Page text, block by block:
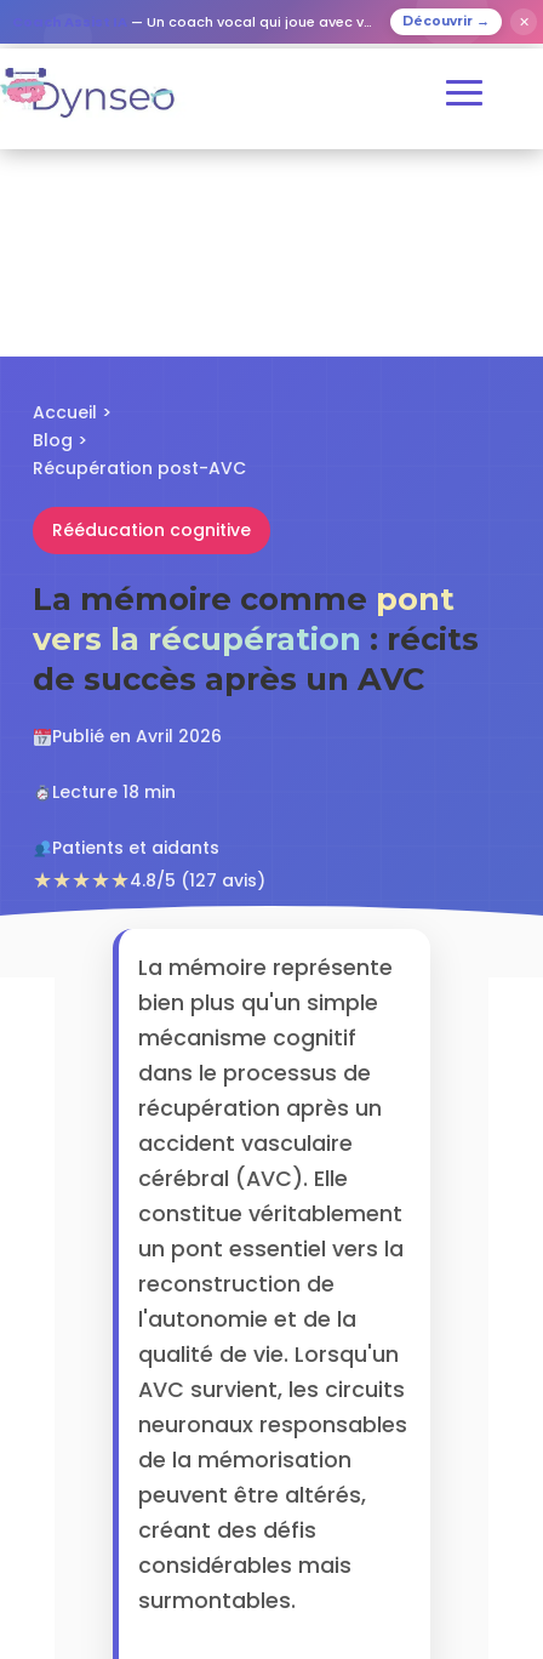
Coach Assist IA — Un coach vocal qui joue avec vos proches Découvrir → ✕
Accueil >
Blog >
Récupération post-AVC
Rééducation cognitive
La mémoire comme pont
vers la récupération : récits
de succès après un AVC
Publié en Avril 2026
Lecture 18 min
Patients et aidants
★★★★★4.8/5 (127 avis)
La mémoire représente
bien plus qu'un simple
mécanisme cognitif
dans le processus de
récupération après un
accident vasculaire
cérébral (AVC). Elle
constitue véritablement
un pont essentiel vers la
reconstruction de
l'autonomie et de la
qualité de vie. Lorsqu'un
AVC survient, les circuits
neuronaux responsables
de la mémorisation
peuvent être altérés,
créant des défis
considérables mais
surmontables.